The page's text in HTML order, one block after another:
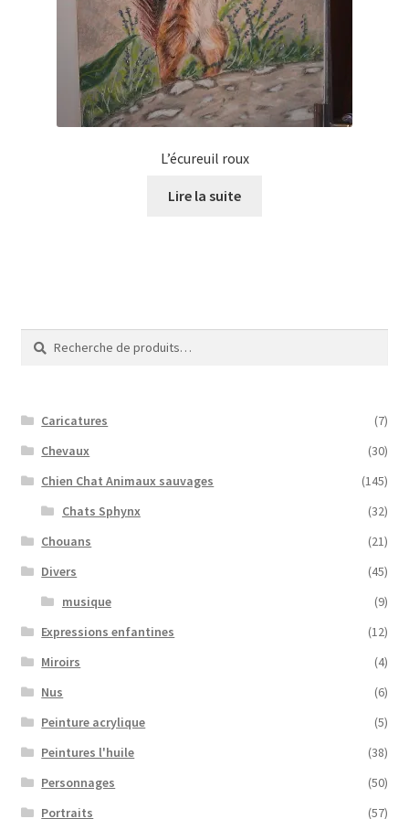
WPMS HTML Sitemap
L’écureuil roux
Lire la suite
Recherche
pour :
Recherche
Caricatures
(7)
Chevaux
(30)
Chien Chat Animaux sauvages
(145)
Chats Sphynx
(32)
Chouans
(21)
Divers
(45)
musique
(9)
Expressions enfantines
(12)
Miroirs
(4)
Nus
(6)
Peinture acrylique
(5)
Peintures l'huile
(38)
Personnages
(50)
Portraits
(57)